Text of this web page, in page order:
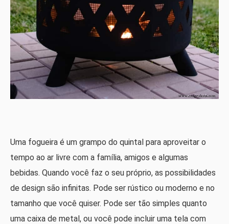
Uma fogueira é um grampo do quintal para aproveitar o
tempo ao ar livre com a família, amigos e algumas
bebidas. Quando você faz o seu próprio, as possibilidades
de design são infinitas. Pode ser rústico ou moderno e no
tamanho que você quiser. Pode ser tão simples quanto
uma caixa de metal, ou você pode incluir uma tela com